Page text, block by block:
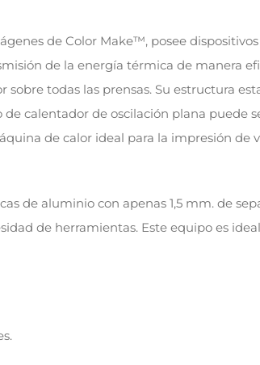
de Color Make™, posee
de la energía térmica de manera
todas las prensas. Su estructura
de calentador de oscilación plana
de calor ideal para la impresión de
de aluminio con apenas 1,5 mm. de
de herramientas. Este equipo es